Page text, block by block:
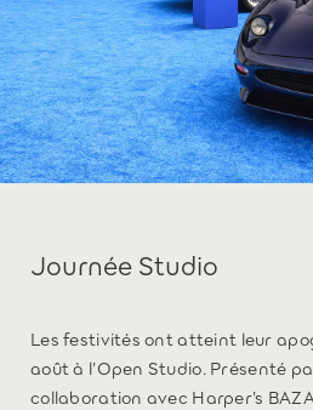
Journée Studio
Les festivités ont atteint leur
août à l’Open Studio. Présenté
collaboration avec Harper’s